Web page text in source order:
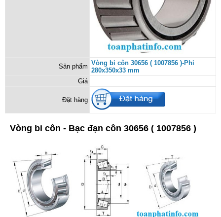
Sản phẩm Vòng bi côn 30656 ( 1007856 )-Phi
280x350x33 mm
Giá
Đặt hàng
Vòng bi côn - Bạc đạn côn 30656 ( 1007856 )